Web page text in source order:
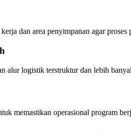
dan area penyimpanan agar
alur logistik terstruktur dan lebih
memastikan operasional program